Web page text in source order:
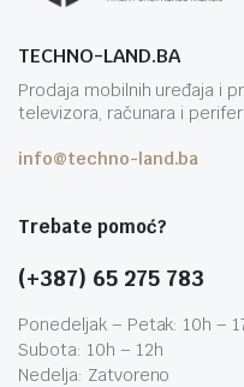
TECHNO-LAND.BA
Prodaja mobilnih uređaja i
televizora, računara i
info@techno-land.ba
Trebate pomoć?
(+387) 65 275 783
Ponedeljak – Petak: 10h –
Subota: 10h – 12h
Nedelja: Zatvoreno